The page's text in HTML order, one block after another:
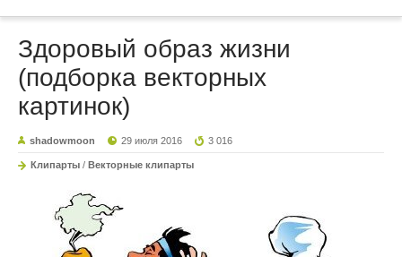
Здоровый образ жизни
(подборка векторных
картинок)
shadowmoon 29 июля 2016 3 016
Клипарты / Векторные клипарты